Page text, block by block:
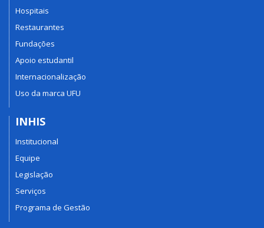
Hospitais
Restaurantes
Fundações
Apoio estudantil
Internacionalização
Uso da marca UFU
INHIS
Institucional
Equipe
Legislação
Serviços
Programa de Gestão